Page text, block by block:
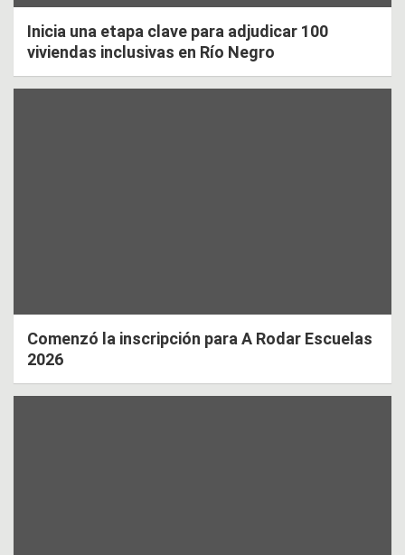
Inicia una etapa clave para adjudicar 100
viviendas inclusivas en Río Negro
Comenzó la inscripción para A Rodar Escuelas
2026